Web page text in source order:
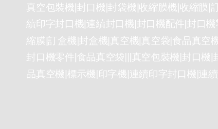
真空包裝機|封口機|封袋機|收縮膜機|收縮膜
續印字封口機|連續封口機|封口機配件|封口
縮膜|訂盒機|封盒機|真空機|真空袋|食品真空
封口機零件|食品真空袋|||真空包裝機|封口機
品真空機|標示機|印字機|連續印字封口機|連